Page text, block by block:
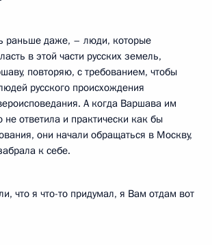
раньше даже, – люди, которые
в этой части русских земель,
повторяю, с требованием, чтобы
русского происхождения
А когда Варшава им
не ответила и практически как бы
они начали обращаться в Москву,
к себе.
что я что-то придумал, я Вам отдам вот